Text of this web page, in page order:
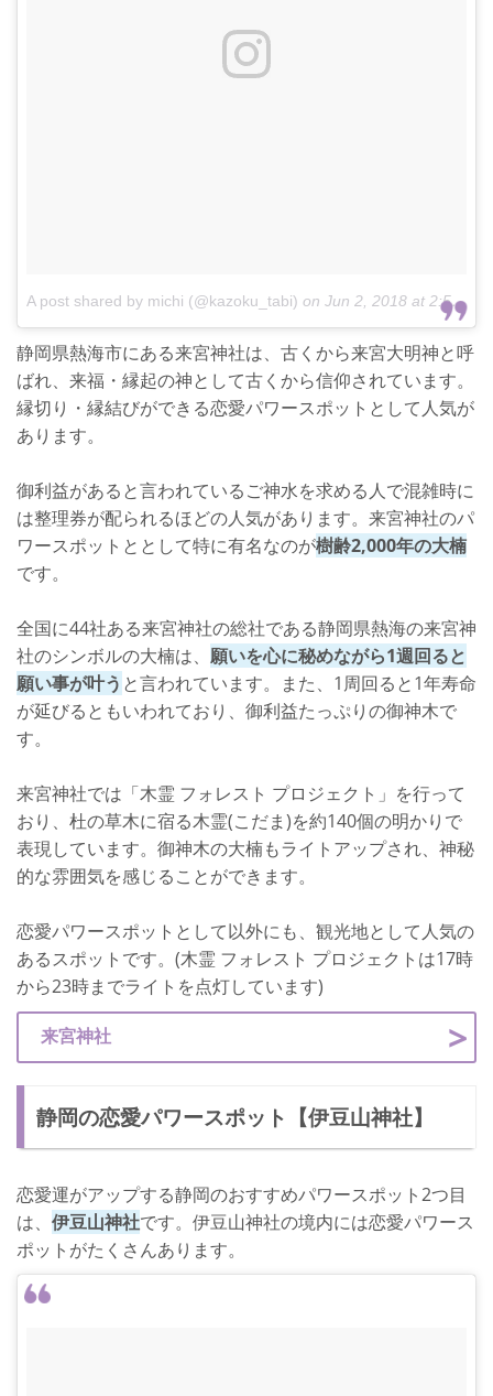
A post shared by michi (@kazoku_tabi) on Jun 2, 2018 at 2:57am PDT
静岡県熱海市にある来宮神社は、古くから来宮大明神と呼
ばれ、来福・縁起の神として古くから信仰されています。
縁切り・縁結びができる恋愛パワースポットとして人気が
あります。
御利益があると言われているご神水を求める人で混雑時に
は整理券が配られるほどの人気があります。来宮神社のパ
ワースポットととして特に有名なのが樹齢2,000年の大楠
です。
全国に44社ある来宮神社の総社である静岡県熱海の来宮神
社のシンボルの大楠は、 願いを心に秘めながら1週回ると
願い事が叶う と言われています。また、1周回ると1年寿命
が延びるともいわれており、御利益たっぷりの御神木で
す。
来宮神社では「木霊 フォレスト プロジェクト」を行って
おり、杜の草木に宿る木霊(こだま)を約140個の明かりで
表現しています。御神木の大楠もライトアップされ、神秘
的な雰囲気を感じることができます。
恋愛パワースポットとして以外にも、観光地として人気の
あるスポットです。(木霊 フォレスト プロジェクトは17時
から23時までライトを点灯しています)
来宮神社
静岡の恋愛パワースポット【伊豆山神社】
恋愛運がアップする静岡のおすすめパワースポット2つ目
は、 伊豆山神社です。伊豆山神社の境内には恋愛パワース
ポットがたくさんあります。